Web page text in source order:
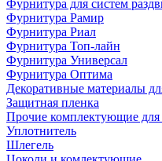
Фурнитура для систем
Фурнитура Рамир
Фурнитура Риал
Фурнитура Топ-лайн
Фурнитура Универсал
Фурнитура Оптима
Декоративные материалы
Защитная пленка
Прочие комплектующие для
Уплотнитель
Шлегель